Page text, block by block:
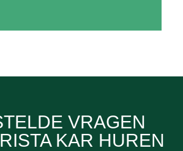
VRAGEN
KAR HUREN